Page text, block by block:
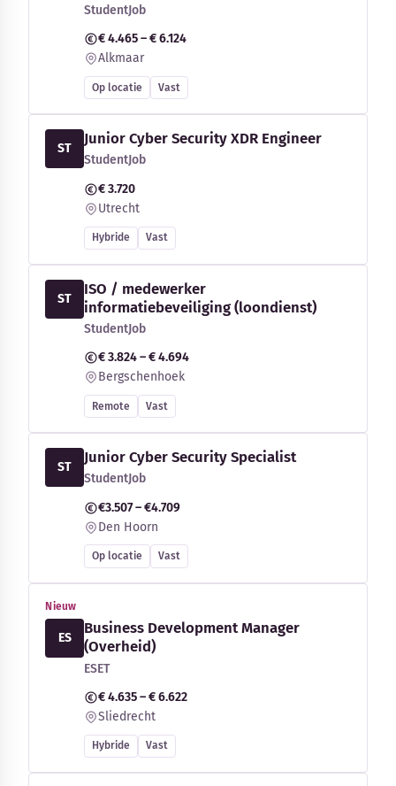
StudentJob
€ 4.465 – € 6.124
Alkmaar
Op locatie Vast
ST
Junior Cyber Security XDR Engineer
StudentJob
€ 3.720
Utrecht
Hybride Vast
ST
ISO / medewerker
informatiebeveiliging (loondienst)
StudentJob
€ 3.824 – € 4.694
Bergschenhoek
Remote Vast
ST
Junior Cyber Security Specialist
StudentJob
€3.507 – €4.709
Den Hoorn
Op locatie Vast
Nieuw
ES
Business Development Manager
(Overheid)
ESET
€ 4.635 – € 6.622
Sliedrecht
Hybride Vast